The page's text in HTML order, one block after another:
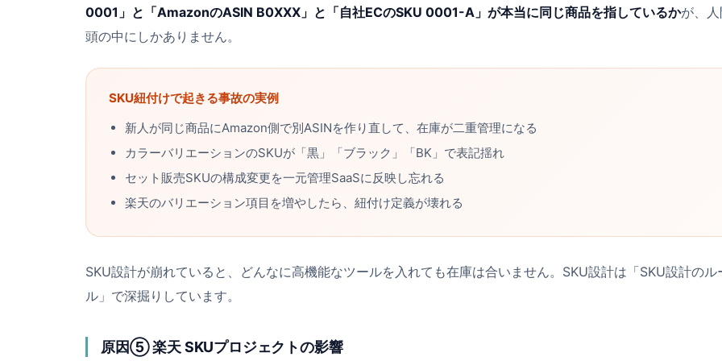
0001」と「AmazonのASIN B0XXX」と「自社ECのSKU 0001-A」が本当に同じ商品を指しているかが、
頭の中にしかありません。
SKU紐付けで起きる事故の実例
新人が同じ商品にAmazon側で別ASINを作り直して、在庫が二重管理になる
カラーバリエーションのSKUが「黒」「ブラック」「BK」で表記揺れ
セット販売SKUの構成変更を一元管理SaaSに反映し忘れる
楽天のバリエーション項目を増やしたら、紐付け定義が壊れる
SKU設計が崩れていると、どんなに高機能なツールを入れても在庫は合いません。SKU設計は「SKU設計のル
ル 」で深掘りしています。
原因⑤ 楽天 SKUプロジェクトの影響